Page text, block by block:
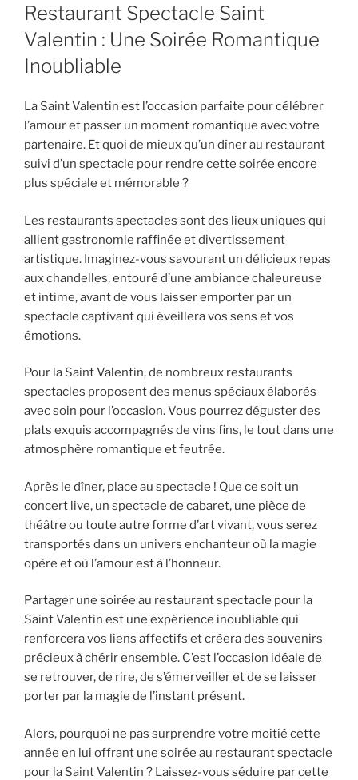
Restaurant Spectacle Saint
Valentin : Une Soirée Romantique
Inoubliable
La Saint Valentin est l’occasion parfaite pour célébrer
l’amour et passer un moment romantique avec votre
partenaire. Et quoi de mieux qu’un dîner au restaurant
suivi d’un spectacle pour rendre cette soirée encore
plus spéciale et mémorable ?
Les restaurants spectacles sont des lieux uniques qui
allient gastronomie raffinée et divertissement
artistique. Imaginez-vous savourant un délicieux repas
aux chandelles, entouré d’une ambiance chaleureuse
et intime, avant de vous laisser emporter par un
spectacle captivant qui éveillera vos sens et vos
émotions.
Pour la Saint Valentin, de nombreux restaurants
spectacles proposent des menus spéciaux élaborés
avec soin pour l’occasion. Vous pourrez déguster des
plats exquis accompagnés de vins fins, le tout dans une
atmosphère romantique et feutrée.
Après le dîner, place au spectacle ! Que ce soit un
concert live, un spectacle de cabaret, une pièce de
théâtre ou toute autre forme d’art vivant, vous serez
transportés dans un univers enchanteur où la magie
opère et où l’amour est à l’honneur.
Partager une soirée au restaurant spectacle pour la
Saint Valentin est une expérience inoubliable qui
renforcera vos liens affectifs et créera des souvenirs
précieux à chérir ensemble. C’est l’occasion idéale de
se retrouver, de rire, de s’émerveiller et de se laisser
porter par la magie de l’instant présent.
Alors, pourquoi ne pas surprendre votre moitié cette
année en lui offrant une soirée au restaurant spectacle
pour la Saint Valentin ? Laissez-vous séduire par cette